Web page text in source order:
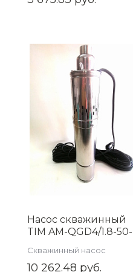
Насос скважинный
TIM AM-QGD4/1.8-50-
напор 100м, 40 л/мин,
кабель 25м
Скважинный насос
10 262.48 руб.